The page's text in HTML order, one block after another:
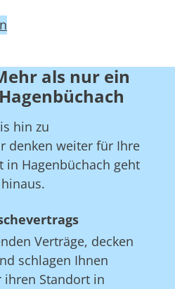
als nur ein
hin zu
denken weiter für Ihre
in Hagenbüchach geht
Verträge, decken
schlagen Ihnen
ihren Standort in